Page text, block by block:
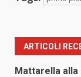
ARTICOLI
Mattarella